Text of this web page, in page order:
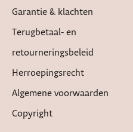
Garantie & klachten
Terugbetaal- en
retourneringsbeleid
Herroepingsrecht
Algemene voorwaarden
Copyright